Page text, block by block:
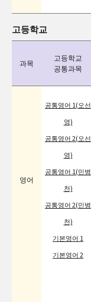
고등학교
과목
고등학교
공통과목
영어
공통영어 1(오선
영)
공통영어 2(오선
영)
공통영어 1(민병
천)
공통영어 2(민병
천)
기본영어 1
기본영어 2